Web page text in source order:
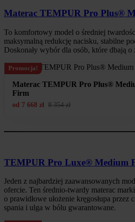
Materac TEMPUR Pro Plus®
To komfortowy model o średniej
maksymalną redukcję nacisku, stabilne
Doskonały wybór dla osób, które dbają o
Promocja!
Materac TEMPUR Pro Plus®
Firm
od 7 668 zł 8 354zł
TEMPUR Pro Luxe® Medium
Jeden z najbardziej zaawansowanych
ofercie. Ten średnio-twardy materac
o prawidłowe ułożenie kręgosłupa przez
spania i ulga w bólu gwarantowane.